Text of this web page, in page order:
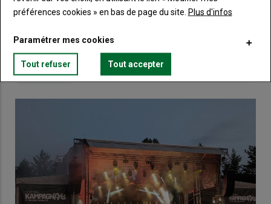
Lien
VOUS AIMEREZ AUSSI
préférences cookies » en bas de page du site. Plus d'infos
Paramétrer mes cookies
Tout refuser Tout accepter